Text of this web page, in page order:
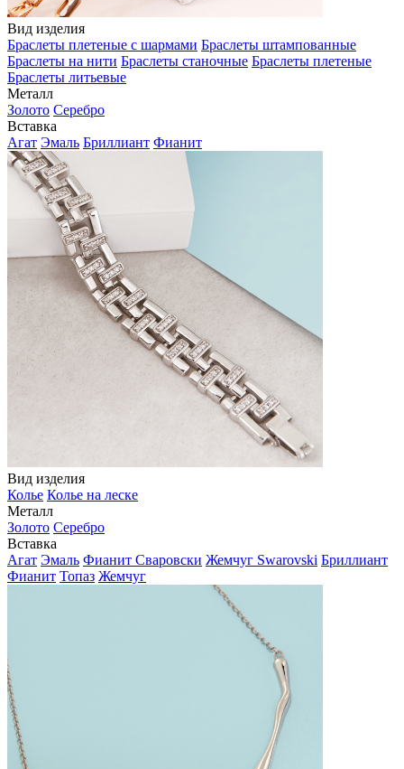
Вид изделия
Браслеты плетеные с шармами Браслеты штампованные
Браслеты на нити Браслеты станочные Браслеты плетеные
Браслеты литьевые
Металл
Золото Серебро
Вставка
Агат Эмаль Бриллиант Фианит
Вид изделия
Колье Колье на леске
Металл
Золото Серебро
Вставка
Агат Эмаль Фианит Сваровски Жемчуг Swarovski Бриллиант
Фианит Топаз Жемчуг